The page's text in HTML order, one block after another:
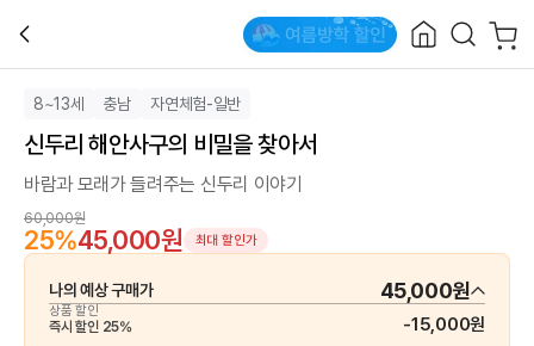
8~13세 충남 자연체험-일반
신두리 해안사구의 비밀을 찾아서
바람과 모래가 들려주는 신두리 이야기
60,000원
25%45,000원 최대 할인가
나의 예상 구매가 45,000원
상품 할인
즉시 할인 25% -15,000원